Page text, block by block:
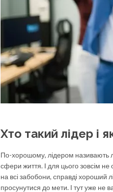
Хто такий лідер і
По-хорошому, лідером називають
сфери життя. І для цього зовсім
на всі забобони, справді хороший
просунутися до мети. І тут уже не